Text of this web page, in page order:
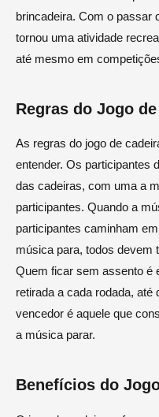
brincadeira. Com o passar
tornou uma atividade
até mesmo em
Regras do Jogo
As regras do jogo de
entender. Os participantes
das cadeiras, com uma a
participantes. Quando a
participantes caminham
música para, todos devem
Quem ficar sem assento é
retirada a cada rodada,
vencedor é aquele que
a música parar.
Benefícios do